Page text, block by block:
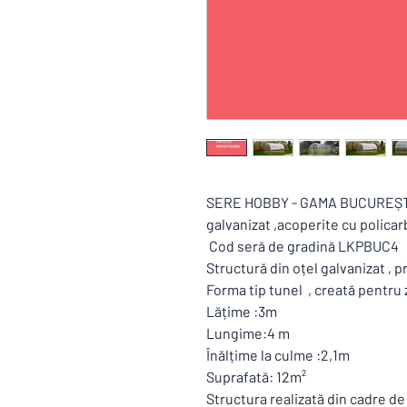
SERE HOBBY - GAMA
galvanizat ,acoperite cu
Cod seră de gradină LKPBUC4
Structură din oțel galvanizat ,
Forma tip tunel , creată pentru
Lățime :3m
Lungime:4 m
Înălțime la culme :2,1m
Suprafată: 12m²
Structura realizată din cadre